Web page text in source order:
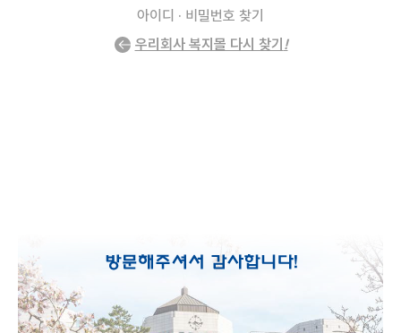
아이디 · 비밀번호 찾기
우리회사 복지몰 다시 찾기 !